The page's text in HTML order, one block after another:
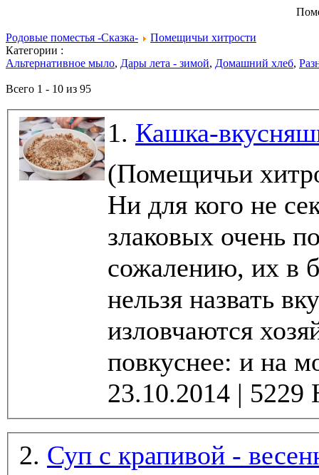
Родовые поместья -Сказка-
Помещичьи хитрости
Категории :
Альтернативное мыло, Дары лета - зимой, Домашний хлеб,
Всего 1 - 10 из 95
1. Кашка-
(Помещичьи
Ни для кого не
злаковых очень
сожалению, их в
нельзя назвать вкусными. И
изловчаются
повкуснее: и на
2. Суп с крапивой -